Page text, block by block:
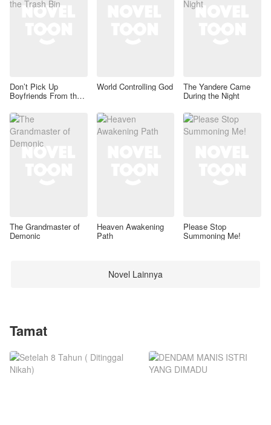
Don’t Pick Up
Boyfriends From the
World Controlling God The Yandere Came
During the Night
The Grandmaster of
Demonic
Heaven Awakening
Path
Please Stop
Summoning Me!
Novel Lainnya
Tamat